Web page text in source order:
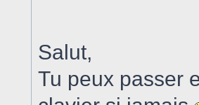
Salut,
Tu peux passer